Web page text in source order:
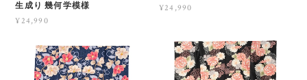
生成り 幾何学模様
¥24,990
¥24,990